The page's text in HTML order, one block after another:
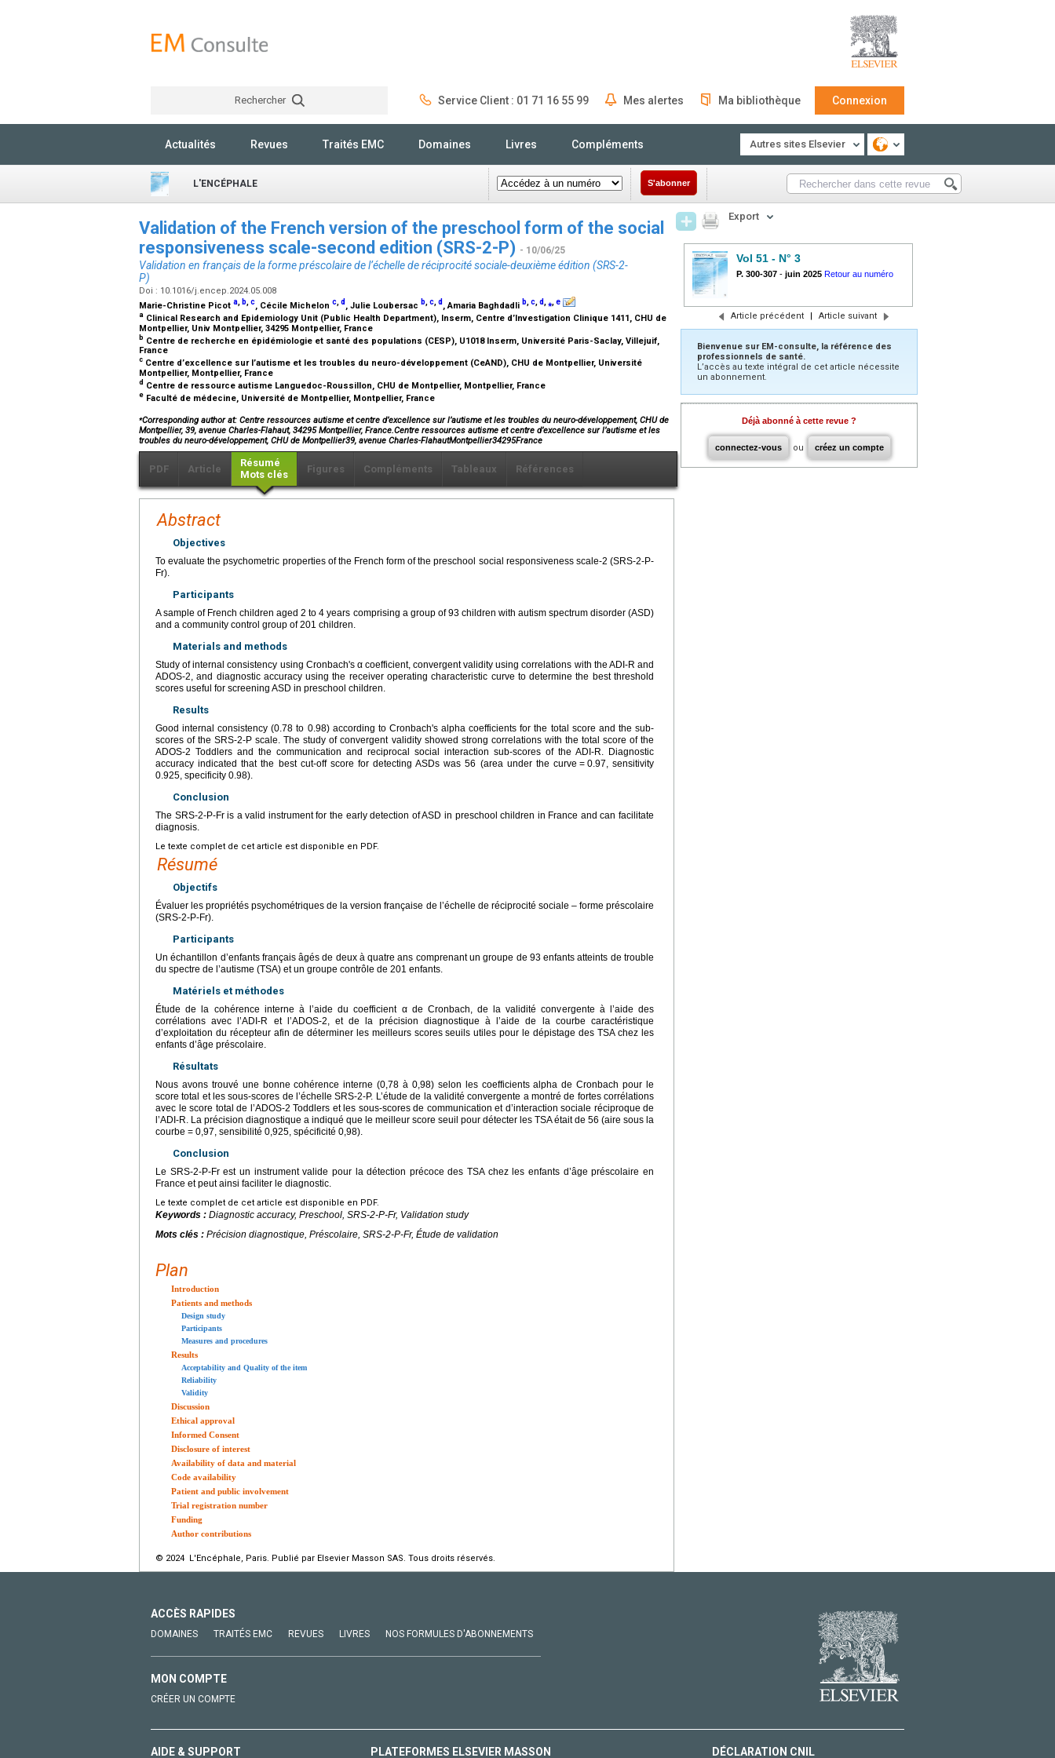
Rechercher Service Client : 01 71 16 55 99 Mes alertes Ma bibliothèque Connexion
Actualités Revues Traités EMC Domaines Livres Compléments Autres sites Elsevier
L'ENCÉPHALE S'abonner
Validation of the French version of the preschool form of the social
responsiveness scale-second edition (SRS-2-P) - 10/06/25
Validation en français de la forme préscolaire de l’échelle de réciprocité sociale-deuxième édition (SRS-2-
P)
Doi : 10.1016/j.encep.2024.05.008
Marie-Christine Picot a, b,c, Cécile Michelon c,d , Julie Loubersac b,c,d , Amaria Baghdadli b,c,d,⁎,e
a Clinical Research and Epidemiology Unit (Public Health Department), Inserm, Centre d’Investigation Clinique 1411, CHU de
Montpellier, Univ Montpellier, 34295 Montpellier, France
b Centre de recherche en épidémiologie et santé des populations (CESP), U1018 Inserm, Université Paris-Saclay, Villejuif,
France
c Centre d’excellence sur l’autisme et les troubles du neuro-développement (CeAND), CHU de Montpellier, Université
Montpellier, Montpellier, France
d Centre de ressource autisme Languedoc-Roussillon, CHU de Montpellier, Montpellier, France
e Faculté de médecine, Université de Montpellier, Montpellier, France
⁎Corresponding author at: Centre ressources autisme et centre d’excellence sur l’autisme et les troubles du neuro-développement, CHU de
Montpellier, 39, avenue Charles-Flahaut, 34295 Montpellier, France.Centre ressources autisme et centre d’excellence sur l’autisme et les
troubles du neuro-développement, CHU de Montpellier39, avenue Charles-FlahautMontpellier34295France
PDF Article
Résumé
Mots clés
Figures Compléments Tableaux Références
Abstract
Objectives
To evaluate the psychometric properties of the French form of the preschool social responsiveness scale-2 (SRS-2-P-
Fr).
Participants
A sample of French children aged 2 to 4 years comprising a group of 93 children with autism spectrum disorder (ASD)
and a community control group of 201 children.
Materials and methods
Study of internal consistency using Cronbach's α coefficient, convergent validity using correlations with the ADI-R and
ADOS-2, and diagnostic accuracy using the receiver operating characteristic curve to determine the best threshold
scores useful for screening ASD in preschool children.
Results
Good internal consistency (0.78 to 0.98) according to Cronbach's alpha coefficients for the total score and the sub-
scores of the SRS-2-P scale. The study of convergent validity showed strong correlations with the total score of the
ADOS-2 Toddlers and the communication and reciprocal social interaction sub-scores of the ADI-R. Diagnostic
accuracy indicated that the best cut-off score for detecting ASDs was 56 (area under the curve = 0.97, sensitivity
0.925, specificity 0.98).
Conclusion
The SRS-2-P-Fr is a valid instrument for the early detection of ASD in preschool children in France and can facilitate
diagnosis.
Le texte complet de cet article est disponible en PDF.
Résumé
Objectifs
Évaluer les propriétés psychométriques de la version française de l’échelle de réciprocité sociale – forme préscolaire
(SRS-2-P-Fr).
Participants
Un échantillon d’enfants français âgés de deux à quatre ans comprenant un groupe de 93 enfants atteints de trouble
du spectre de l’autisme (TSA) et un groupe contrôle de 201 enfants.
Matériels et méthodes
Étude de la cohérence interne à l’aide du coefficient α de Cronbach, de la validité convergente à l’aide des
corrélations avec l’ADI-R et l’ADOS-2, et de la précision diagnostique à l’aide de la courbe caractéristique
d’exploitation du récepteur afin de déterminer les meilleurs scores seuils utiles pour le dépistage des TSA chez les
enfants d’âge préscolaire.
Résultats
Nous avons trouvé une bonne cohérence interne (0,78 à 0,98) selon les coefficients alpha de Cronbach pour le
score total et les sous-scores de l’échelle SRS-2-P. L’étude de la validité convergente a montré de fortes corrélations
avec le score total de l’ADOS-2 Toddlers et les sous-scores de communication et d’interaction sociale réciproque de
l’ADI-R. La précision diagnostique a indiqué que le meilleur score seuil pour détecter les TSA était de 56 (aire sous la
courbe = 0,97, sensibilité 0,925, spécificité 0,98).
Conclusion
Le SRS-2-P-Fr est un instrument valide pour la détection précoce des TSA chez les enfants d’âge préscolaire en
France et peut ainsi faciliter le diagnostic.
Le texte complet de cet article est disponible en PDF.
Keywords : Diagnostic accuracy, Preschool, SRS-2-P-Fr, Validation study
Mots clés : Précision diagnostique, Préscolaire, SRS-2-P-Fr, Étude de validation
Plan
Introduction
Patients and methods
Design study
Participants
Measures and procedures
Results
Acceptability and Quality of the item
Reliability
Validity
Discussion
Ethical approval
Informed Consent
Disclosure of interest
Availability of data and material
Code availability
Patient and public involvement
Trial registration number
Funding
Author contributions
© 2024 L'Encéphale, Paris. Publié par Elsevier Masson SAS. Tous droits réservés.
Export
Vol 51 - N° 3
P. 300-307 - juin 2025 Retour au numéro
Article précédent | Article suivant
Bienvenue sur EM-consulte, la référence des
professionnels de santé.
L’accès au texte intégral de cet article nécessite
un abonnement.
Déjà abonné à cette revue ?
connectez-vous ou créez un compte
ACCÈS RAPIDES
DOMAINES TRAITÉS EMC REVUES LIVRES NOS FORMULES D'ABONNEMENTS
MON COMPTE
CRÉER UN COMPTE
AIDE & SUPPORT PLATEFORMES ELSEVIER MASSON DÉCLARATION CNIL